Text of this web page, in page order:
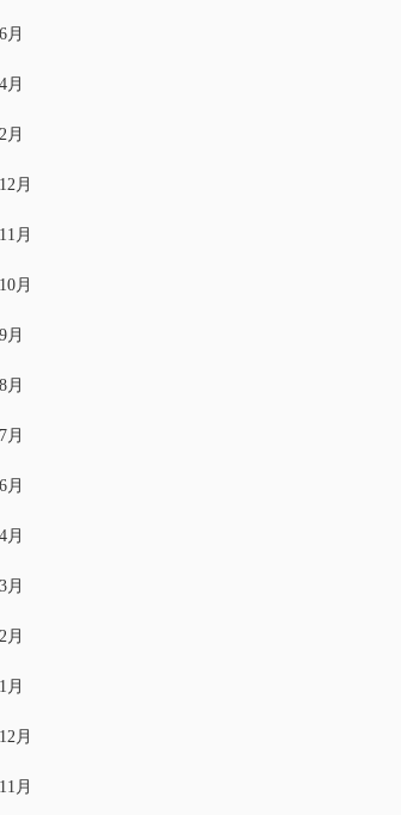
月
月
月
月
月
月
月
月
月
月
月
月
月
月
月
月